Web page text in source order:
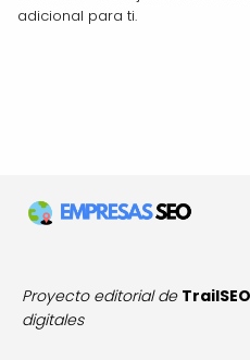
adicional para ti.
Proyecto editorial de TrailSEO
digitales